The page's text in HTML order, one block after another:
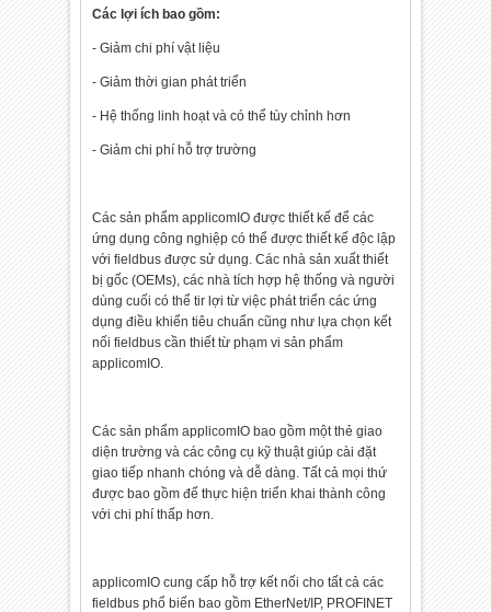
Các lợi ích bao gồm:
- Giảm chi phí vật liệu
- Giảm thời gian phát triển
- Hệ thống linh hoạt và có thể tùy chỉnh hơn
- Giảm chi phí hỗ trợ trường
Các sản phẩm applicomIO được thiết kế để các
ứng dụng công nghiệp có thể được thiết kế độc lập
với fieldbus được sử dụng. Các nhà sản xuất thiết
bị gốc (OEMs), các nhà tích hợp hệ thống và người
dùng cuối có thể tir lợi từ việc phát triển các ứng
dụng điều khiển tiêu chuẩn cũng như lựa chọn kết
nối fieldbus cần thiết từ phạm vi sản phẩm
applicomIO.
Các sản phẩm applicomIO bao gồm một thẻ giao
diện trường và các công cụ kỹ thuật giúp cài đặt
giao tiếp nhanh chóng và dễ dàng. Tất cả mọi thứ
được bao gồm để thực hiện triển khai thành công
với chi phí thấp hơn.
applicomIO cung cấp hỗ trợ kết nối cho tất cả các
fieldbus phổ biến bao gồm EtherNet/IP, PROFINET